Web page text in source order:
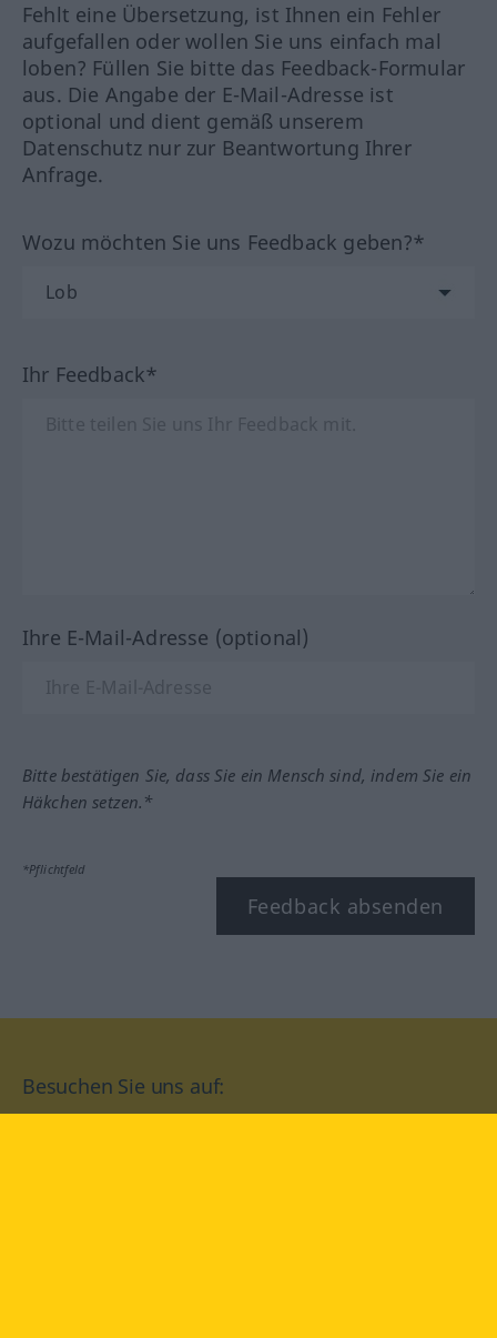
Fehlt eine Übersetzung, ist Ihnen ein Fehler
aufgefallen oder wollen Sie uns einfach mal
loben? Füllen Sie bitte das Feedback-Formular
aus. Die Angabe der E-Mail-Adresse ist
optional und dient gemäß unserem
Datenschutz nur zur Beantwortung Ihrer
Anfrage.
Wozu möchten Sie uns Feedback geben?*
Ihr Feedback*
Ihre E-Mail-Adresse (optional)
Bitte bestätigen Sie, dass Sie ein Mensch sind, indem Sie ein
Häkchen setzen.*
*Pflichtfeld
Feedback absenden
Besuchen Sie uns auf: